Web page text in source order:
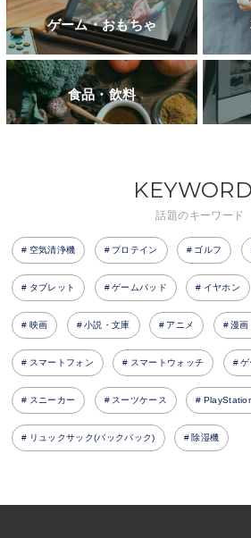
ゲーム・おもちゃ
食品・飲料
話題のキーワード
空気清浄機 プロテイン ゴルフ
タブレット ゲームパッド イヤホン
映画 小説・文庫 アニメ 漫画
スマートフォン スマートウォッチ ゲ
スニーカー スーツケース
リュックサック(バックパック) 除湿機